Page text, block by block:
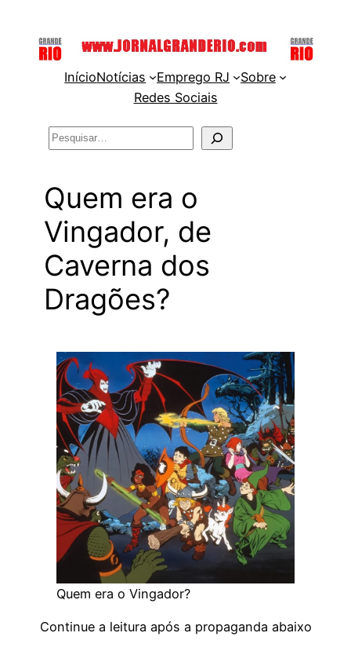
InícioNotícias Emprego RJ
Sobre
Redes Sociais
Pesquisar
Quem era o
Vingador, de
Caverna dos
Dragões?
Quem era o Vingador?
Continue a leitura após a propaganda abaixo